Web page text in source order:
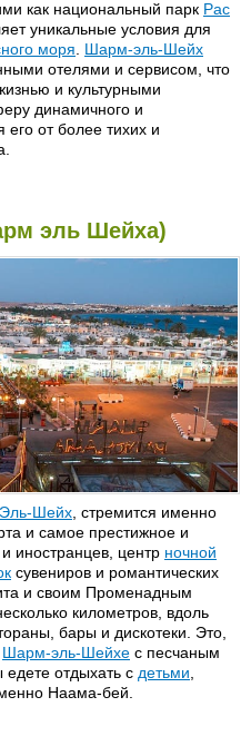
как национальный парк Рас
уникальные условия для
моря
Шарм-эль-Шейх
отелями и сервисом, что
и культурными
динамичного и
его от более тихих и
Maxim Plaza 5*
Movenpick Aqua Park and
Naama Bay 5*
Naama Sun Club 3*
New Helnan Marina 4*
New Tiran 3*
Noria Resort 4*
Nubian Village 4*
Ocean Lodge 3* (сейчас
Sharm Life)
Orient Grand resort 4*
Palermo 3*
Partner Turquoise 4*
Pyramiza Resort 5*
Radisson SAS 5*
Raouf International 5*
эль Шейха)
Шейх , стремится именно
и самое престижное и
иностранцев, центр ночной
сувениров и романтических
и своим Променадным
километров, вдоль
бары и дискотеки. Это,
Шарм-эль-Шейхе с песчаным
отдыхать с детьми
Наама-бей.